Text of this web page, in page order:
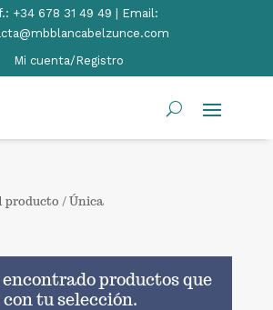
+34 678 31 49 49 | Email:
Mi cuenta/Registro
producto / Única
encontrado productos que
tu selección.